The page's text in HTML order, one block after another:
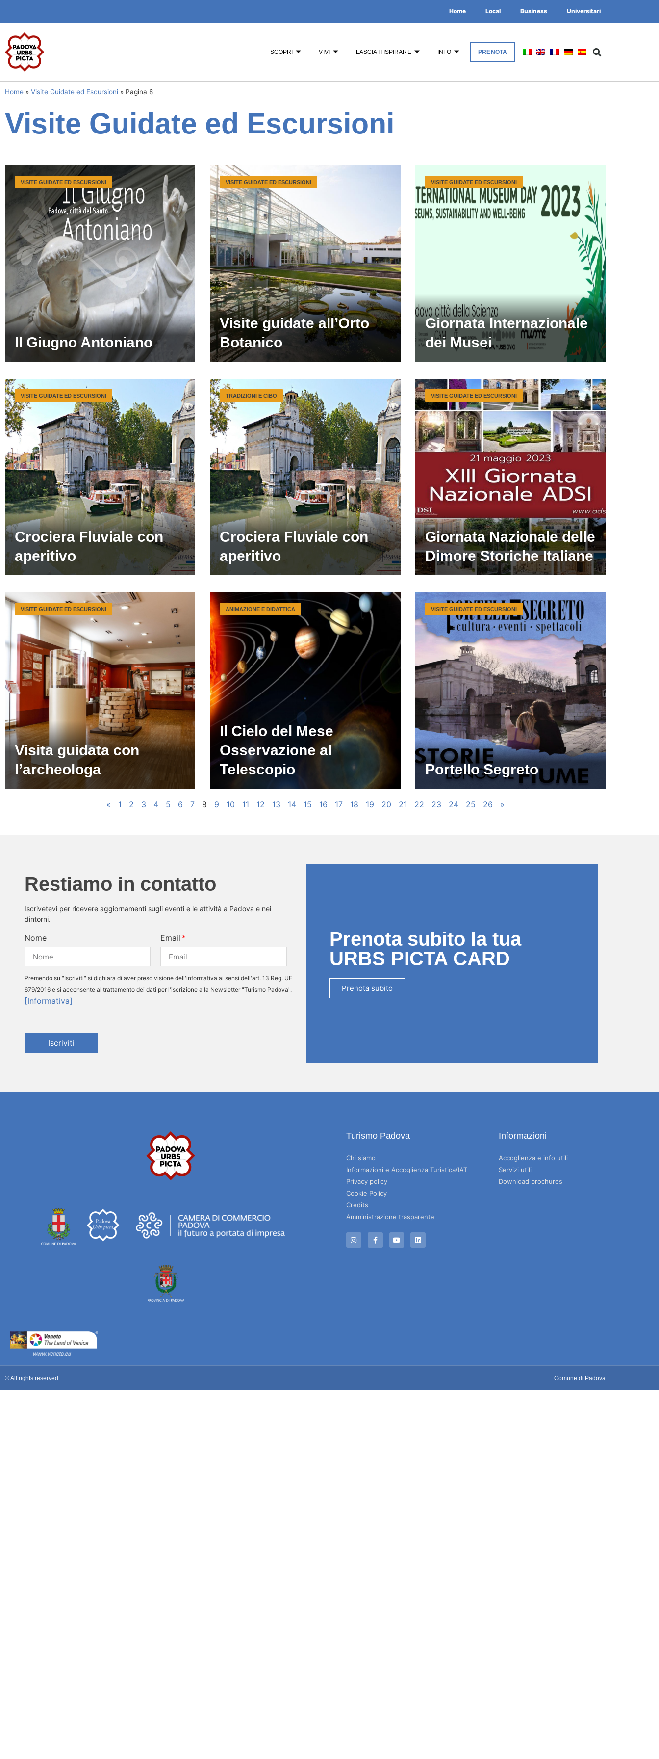
Home Local Business Universitari
SCOPRI VIVI LASCIATI ISPIRARE INFO PRENOTA
Home » Visite Guidate ed Escursioni » Pagina 8
Visite Guidate ed Escursioni
Il Giugno Antoniano
VISITE GUIDATE ED ESCURSIONI
Visite guidate all’Orto
Botanico
VISITE GUIDATE ED ESCURSIONI
Giornata Internazionale
dei Musei
VISITE GUIDATE ED ESCURSIONI
Crociera Fluviale con
aperitivo
VISITE GUIDATE ED ESCURSIONI
Crociera Fluviale con
aperitivo
TRADIZIONI E CIBO
Giornata Nazionale delle
Dimore Storiche Italiane
VISITE GUIDATE ED ESCURSIONI
Visita guidata con
l’archeologa
VISITE GUIDATE ED ESCURSIONI
Il Cielo del Mese
Osservazione al
Telescopio
ANIMAZIONE E DIDATTICA
Portello Segreto
VISITE GUIDATE ED ESCURSIONI
« 1 2 3 4 5 6 7 8 9 10 11 12 13 14 15 16 17 18 19 20 21 22 23 24 25 26 »
Restiamo in contatto
Iscrivetevi per ricevere aggiornamenti sugli eventi e le attività a Padova e nei
dintorni.
Nome Email
Premendo su "Iscriviti" si dichiara di aver preso visione dell'informativa ai sensi dell'art. 13 Reg. UE
679/2016 e si acconsente al trattamento dei dati per l'iscrizione alla Newsletter "Turismo Padova".
[Informativa]
Iscriviti
Prenota subito la tua
URBS PICTA CARD
Prenota subito
Turismo Padova
Chi siamo
Informazioni e Accoglienza Turistica/IAT
Privacy policy
Cookie Policy
Credits
Amministrazione trasparente
Informazioni
Accoglienza e info utili
Servizi utili
Download brochures
© All rights reserved Comune di Padova